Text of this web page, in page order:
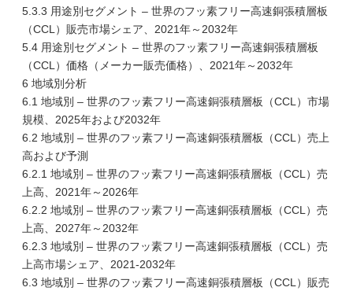
5.3.3 用途別セグメント – 世界のフッ素フリー高速銅張積層板
（CCL）販売市場シェア、2021年～2032年
5.4 用途別セグメント – 世界のフッ素フリー高速銅張積層板
（CCL）価格（メーカー販売価格）、2021年～2032年
6 地域別分析
6.1 地域別 – 世界のフッ素フリー高速銅張積層板（CCL）市場
規模、2025年および2032年
6.2 地域別 – 世界のフッ素フリー高速銅張積層板（CCL）売上
高および予測
6.2.1 地域別 – 世界のフッ素フリー高速銅張積層板（CCL）売
上高、2021年～2026年
6.2.2 地域別 – 世界のフッ素フリー高速銅張積層板（CCL）売
上高、2027年～2032年
6.2.3 地域別 – 世界のフッ素フリー高速銅張積層板（CCL）売
上高市場シェア、2021-2032年
6.3 地域別 – 世界のフッ素フリー高速銅張積層板（CCL）販売